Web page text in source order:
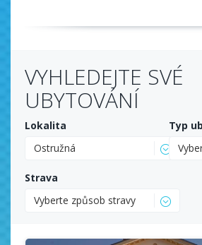
VYHLEDEJTE SVÉ
UBYTOVÁNÍ
Lokalita
Ostružná
Typ
Strava
Vyberte způsob stravy